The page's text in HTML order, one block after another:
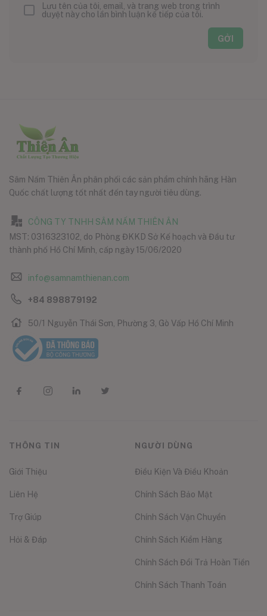
Lưu tên của tôi, email, và trang web trong trình
duyệt này cho lần bình luận kế tiếp của tôi.
Sâm Nấm Thiên Ân phân phối các sản phẩm chính hãng Hàn
Quốc chất lượng tốt nhất đến tay người tiêu dùng.
CÔNG TY TNHH SÂM NẤM THIÊN ÂN
MST: 0316323102, do Phòng ĐKKD Sở Kế hoạch và Đầu tư
thành phố Hồ Chí Minh, cấp ngày 15/06/2020
info@samnamthienan.com
+84 898879192
50/1 Nguyễn Thái Sơn, Phường 3, Gò Vấp Hồ Chí Minh
THÔNG TIN
Giới Thiệu
Liên Hệ
Trợ Giúp
Hỏi & Đáp
NGƯỜI DÙNG
Điều Kiện Và Điều Khoản
Chính Sách Bảo Mật
Chính Sách Vận Chuyển
Chính Sách Kiểm Hàng
Chính Sách Đổi Trả Hoàn Tiền
Chính Sách Thanh Toán